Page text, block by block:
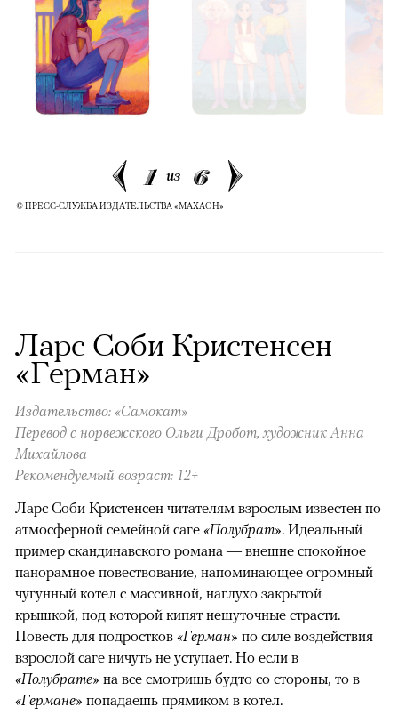
1 из 6
© ПРЕСС-СЛУЖБА ИЗДАТЕЛЬСТВА «МАХАОН»
Ларс Соби Кристенсен
«Герман»
Издательство: «Самокат»
Перевод с норвежского Ольги Дробот, художник Анна
Михайлова
Рекомендуемый возраст: 12+
Ларс Соби Кристенсен читателям взрослым известен по
атмосферной семейной саге «Полубрат». Идеальный
пример скандинавского романа — внешне спокойное
панорамное повествование, напоминающее огромный
чугунный котел с массивной, наглухо закрытой
крышкой, под которой кипят нешуточные страсти.
Повесть для подростков «Герман» по силе воздействия
взрослой саге ничуть не уступает. Но если в
«Полубрате» на все смотришь будто со стороны, то в
«Германе» попадаешь прямиком в котел.